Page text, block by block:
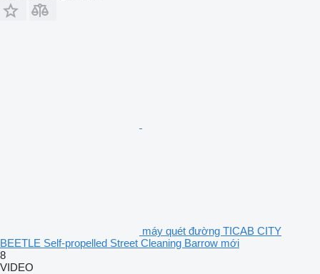
máy quét đường TICAB CITY
BEETLE Self-propelled Street Cleaning Barrow mới
8
VIDEO